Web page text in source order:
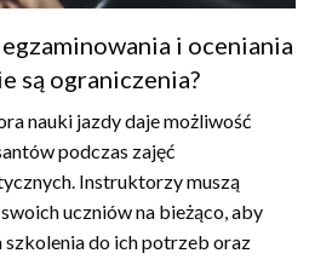
i oceniania
są ograniczenia?
nauki jazdy daje możliwość
podczas zajęć
Instruktorzy muszą
uczniów na bieżąco, aby
do ich potrzeb oraz